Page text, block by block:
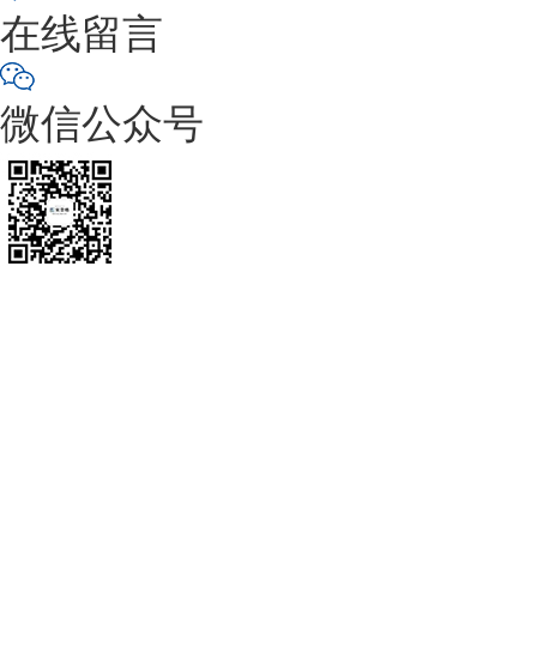
在线留言
微信公众号